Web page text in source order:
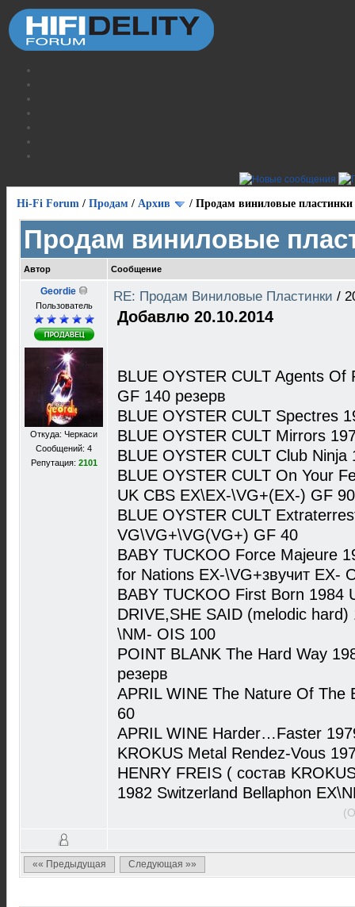
Hi-Fi Forum / Продам / Архив / Продам виниловые пластинки
Продам виниловые
Автор Сообщение
Geordie
Пользователь
Откуда: Черкаси
Сообщений: 4
Репутация: 2101
RE: Продам Виниловые Пластинки /
Добавлю 20.10.2014
BLUE OYSTER CULT Agents
GF 140 резерв
BLUE OYSTER CULT Spectres
BLUE OYSTER CULT Mirrors
BLUE OYSTER CULT Club
BLUE OYSTER CULT On Your
UK CBS EX\EX-\VG+(EX-) GF 90
BLUE OYSTER CULT
VG\VG+\VG(VG+) GF 40
BABY TUCKOO Force Majeure
for Nations EX-\VG+звучит EX-
BABY TUCKOO First Born 1984
DRIVE,SHE SAID (melodic
\NM- OIS 100
POINT BLANK The Hard Way
резерв
APRIL WINE The Nature Of The
60
APRIL WINE Harder…Faster
KROKUS Metal Rendez-Vous
HENRY FREIS ( состав
1982 Switzerland Bellaphon
«« Предыдущая Следующая »»